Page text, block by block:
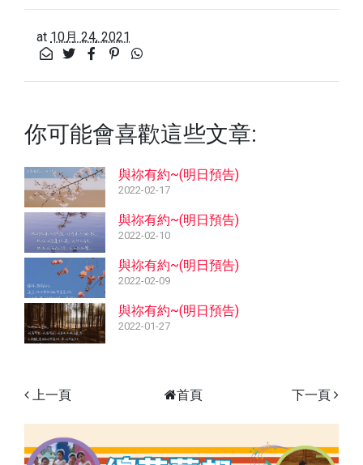
at 10月 24, 2021
你可能會喜歡這些文章:
與祢有約~(明日預告)
2022-02-17
與祢有約~(明日預告)
2022-02-10
與祢有約~(明日預告)
2022-02-09
與祢有約~(明日預告)
2022-01-27
上一頁 下一頁
首頁